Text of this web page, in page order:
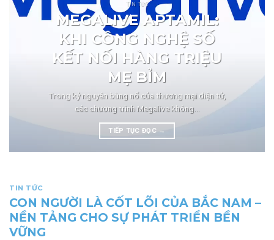
TIN TỨC
MEGALIVE APTAMIL:
KHI CÔNG NGHỆ SỐ
KẾT NỐI HÀNG TRIỆU
MẸ BỈM
Trong kỷ nguyên bùng nổ của thương mại điện tử,
các chương trình Megalive không...
TIẾP TỤC ĐỌC →
TIN TỨC
CON NGƯỜI LÀ CỐT LÕI CỦA BẮC NAM –
NỀN TẢNG CHO SỰ PHÁT TRIỂN BỀN
VỮNG